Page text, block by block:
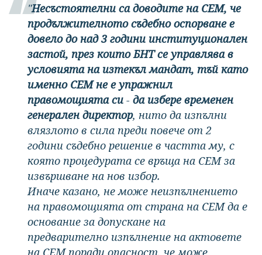
"Несъстоятелни са доводите на СЕМ, че
продължителното съдебно оспорване е
довело до над 3 години институционален
застой, през които БНТ се управлява в
условията на изтекъл мандат, тъй като
именно СЕМ не е упражнил
правомощията си - да избере временен
генерален директор, нито да изпълни
влязлото в сила преди повече от 2
години съдебно решение в частта му, с
която процедурата се връща на СЕМ за
извършване на нов избор.
Иначе казано, не може неизпълнението
на правомощията от страна на СЕМ да е
основание за допускане на
предварително изпълнение на актовете
на СЕМ поради опасност, че може